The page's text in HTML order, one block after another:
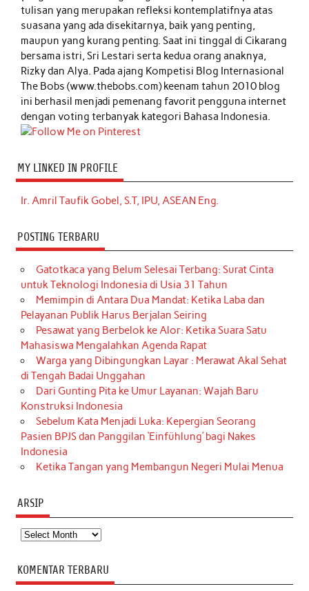
tulisan yang merupakan refleksi kontemplatifnya atas
suasana yang ada disekitarnya, baik yang penting,
maupun yang kurang penting. Saat ini tinggal di Cikarang
bersama istri, Sri Lestari serta kedua orang anaknya,
Rizky dan Alya. Pada ajang Kompetisi Blog Internasional
The Bobs (www.thebobs.com) keenam tahun 2010 blog
ini berhasil menjadi pemenang favorit pengguna internet
dengan voting terbanyak kategori Bahasa Indonesia.
MY LINKED IN PROFILE
Ir. Amril Taufik Gobel, S.T, IPU, ASEAN Eng.
POSTING TERBARU
Gatotkaca yang Belum Selesai Terbang: Surat Cinta
untuk Teknologi Indonesia di Usia 31 Tahun
Memimpin di Antara Dua Mandat: Ketika Laba dan
Pelayanan Publik Harus Berjalan Seiring
Pesawat yang Berbelok ke Alor: Ketika Suara Satu
Mahasiswa Mengalahkan Agenda Rapat
Warga yang Dibingungkan Layar : Merawat Akal Sehat
di Tengah Badai Unggahan
Dari Gunting Pita ke Umur Layanan: Wajah Baru
Konstruksi Indonesia
Sebelum Kata Menjadi Luka: Kepergian Seorang
Pasien BPJS dan Panggilan ‘Einfühlung’ bagi Nakes
Indonesia
Ketika Tangan yang Membangun Negeri Mulai Menua
ARSIP
Arsip
KOMENTAR TERBARU